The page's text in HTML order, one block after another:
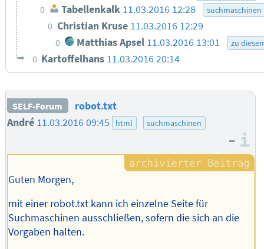
0 Tabellenkalk 11.03.2016 12:28 suchmaschinen
0 Christian Kruse 11.03.2016 12:29
0 Matthias Apsel 11.03.2016 13:01 zu
0 Kartoffelhans 11.03.2016 20:14
SELF-Forum
robot.txt
André 11.03.2016 09:45 html suchmaschinen
–
Guten Morgen,
mit einer robot.txt kann ich einzelne Seite für
Suchmaschinen ausschließen, sofern die sich an die
Vorgaben halten.